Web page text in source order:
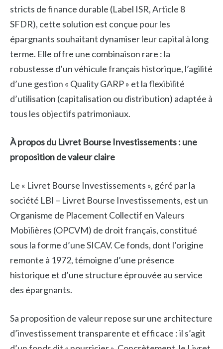
stricts de finance durable (Label ISR, Article 8
SFDR), cette solution est conçue pour les
épargnants souhaitant dynamiser leur capital à long
terme. Elle offre une combinaison rare : la
robustesse d’un véhicule français historique, l’agilité
d’une gestion « Quality GARP » et la flexibilité
d’utilisation (capitalisation ou distribution) adaptée à
tous les objectifs patrimoniaux.
À propos du Livret Bourse Investissements : une
proposition de valeur claire
Le « Livret Bourse Investissements », géré par la
société LBI – Livret Bourse Investissements, est un
Organisme de Placement Collectif en Valeurs
Mobilières (OPCVM) de droit français, constitué
sous la forme d’une SICAV. Ce fonds, dont l’origine
remonte à 1972, témoigne d’une présence
historique et d’une structure éprouvée au service
des épargnants.
Sa proposition de valeur repose sur une architecture
d’investissement transparente et efficace : il s’agit